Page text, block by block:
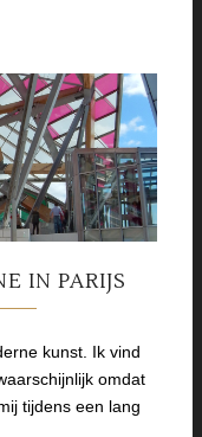
IN PARIJS
kunst. Ik vind
omdat
tijdens een lang